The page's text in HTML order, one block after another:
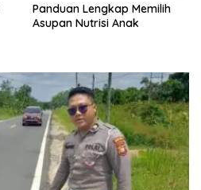
Panduan Lengkap Memilih
Asupan Nutrisi Anak